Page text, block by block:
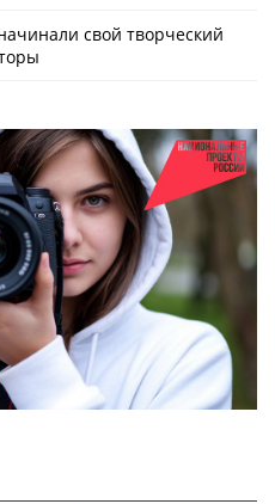
свой творческий